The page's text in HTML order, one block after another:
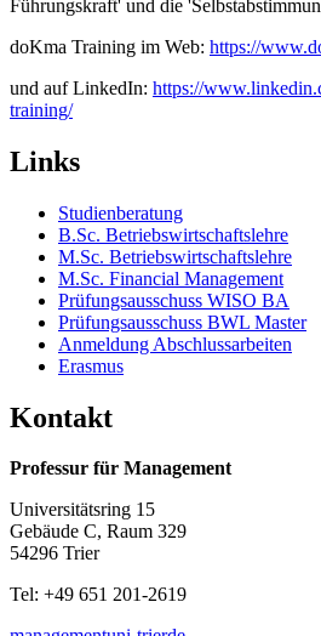
Führungskraft' und die
doKma Training im Web: https://
und auf LinkedIn: https://
training/
Links
Studienberatung
B.Sc. Betriebswirtschaftslehre
M.Sc. Betriebswirtschaftslehre
M.Sc. Financial Management
Prüfungsausschuss WISO BA
Prüfungsausschuss BWL Master
Anmeldung Abschlussarbeiten
Erasmus
Kontakt
Professur für Management
Universitätsring 15
Gebäude C, Raum 329
54296 Trier
Tel: +49 651 201-2619